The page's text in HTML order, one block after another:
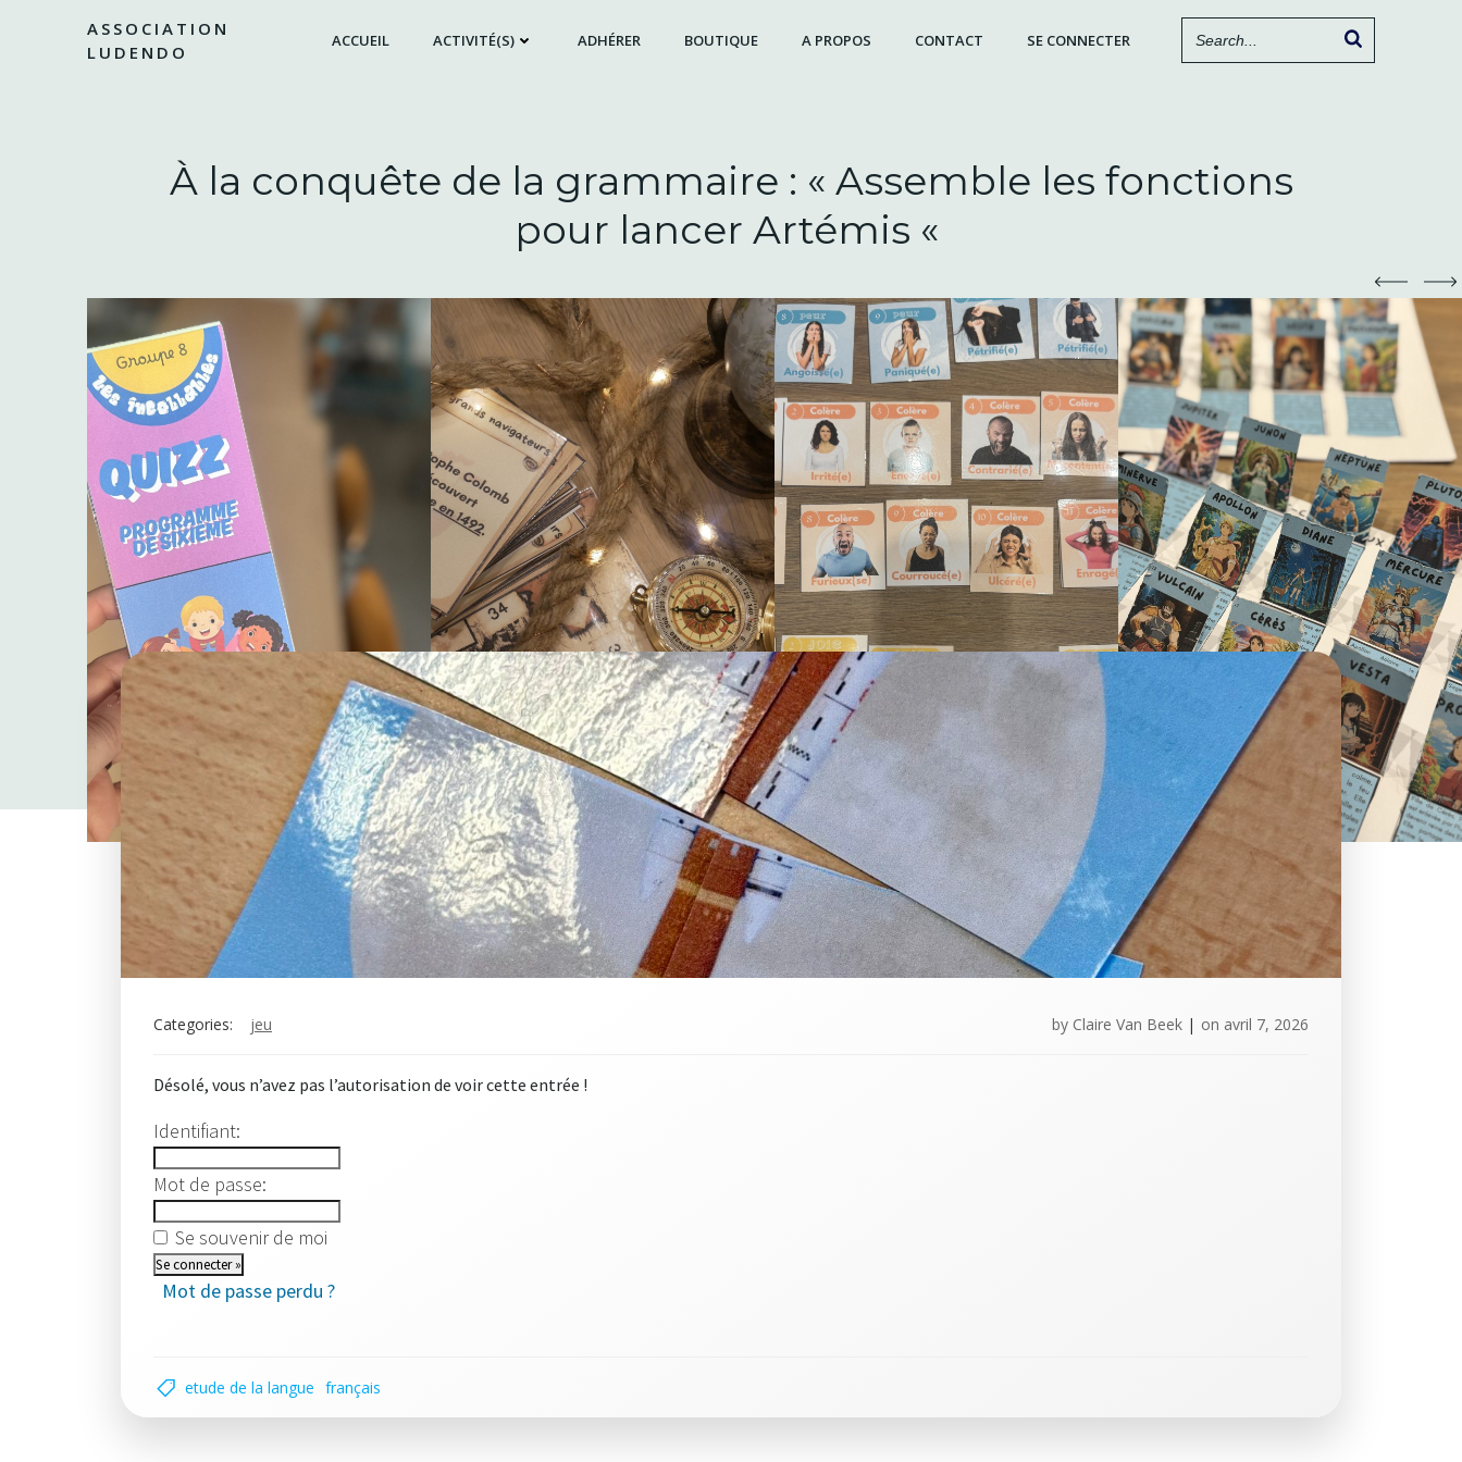
ASSOCIATION
LUDENDO
ACCUEIL ACTIVITÉ(S) ADHÉRER BOUTIQUE A PROPOS CONTACT SE CONNECTER
À la conquête de la grammaire : « Assemble les fonctions
pour lancer Artémis «
Categories: jeu by Claire Van Beek | on avril 7, 2026
Désolé, vous n’avez pas l’autorisation de voir cette entrée !
Identifiant:
Mot de passe:
Se souvenir de moi
Mot de passe perdu ?
etude de la langue français